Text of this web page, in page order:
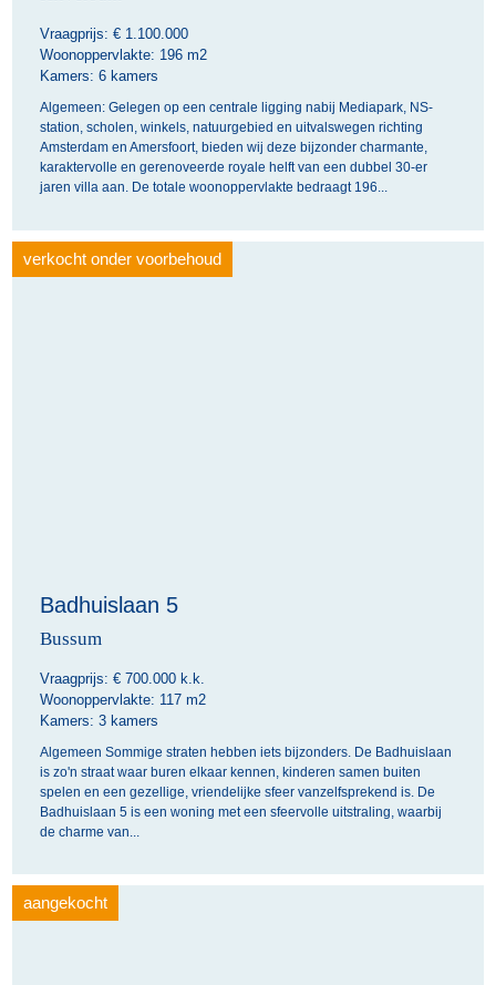
Vraagprijs: € 1.100.000
Woonoppervlakte: 196 m2
Kamers: 6 kamers
Algemeen: Gelegen op een centrale ligging nabij Mediapark, NS-
station, scholen, winkels, natuurgebied en uitvalswegen richting
Amsterdam en Amersfoort, bieden wij deze bijzonder charmante,
karaktervolle en gerenoveerde royale helft van een dubbel 30-er
jaren villa aan. De totale woonoppervlakte bedraagt 196...
verkocht onder voorbehoud
Badhuislaan 5
Bussum
Vraagprijs: € 700.000 k.k.
Woonoppervlakte: 117 m2
Kamers: 3 kamers
Algemeen Sommige straten hebben iets bijzonders. De Badhuislaan
is zo'n straat waar buren elkaar kennen, kinderen samen buiten
spelen en een gezellige, vriendelijke sfeer vanzelfsprekend is. De
Badhuislaan 5 is een woning met een sfeervolle uitstraling, waarbij
de charme van...
aangekocht